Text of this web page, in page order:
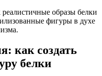
образы белки
фигуры в духе
как создать
белки